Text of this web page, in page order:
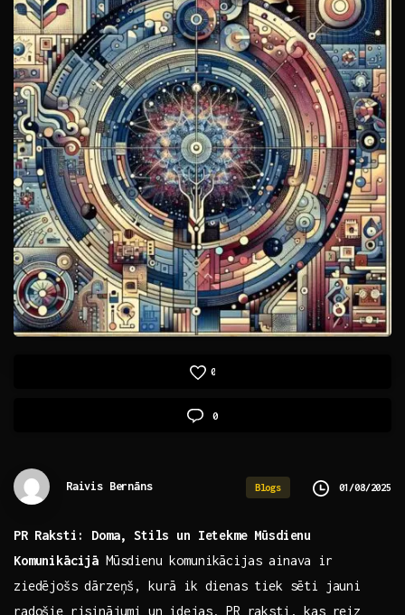
0
0
Raivis Bernāns Blogs 01/08/2025
PR⁢ Raksti: Doma, Stils​ un Ietekme‌ Mūsdienu
Komunikācijā Mūsdienu komunikācijas ainava ‌ir
ziedējošs ‌dārzeņš, ‍kurā ⁤ik dienas tiek ‌sēti jauni
radošie risinājumi un idejas. ⁣PR raksti, kas reiz